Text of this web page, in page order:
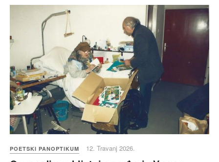
POETSKI PANOPTIKUM 12. Travanj 2026.